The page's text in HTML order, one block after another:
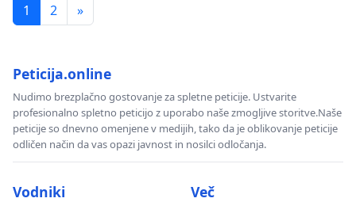
1 2 »
Peticija.online
Nudimo brezplačno gostovanje za spletne peticije. Ustvarite
profesionalno spletno peticijo z uporabo naše zmogljive storitve.Naše
peticije so dnevno omenjene v medijih, tako da je oblikovanje peticije
odličen način da vas opazi javnost in nosilci odločanja.
Vodniki Več